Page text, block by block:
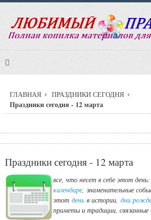
ГЛАВНАЯ ПРАЗДНИКИ СЕГОДНЯ
Праздники сегодня - 12 марта
Праздники сегодня - 12 марта
все, что несет в себе этот день:
календаре, знаменательные
этот день в истории, дни
приметы и традиции,